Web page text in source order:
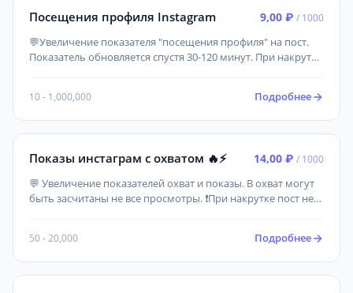
Посещения профиля Instagram 9,00 ₽ / 1000
💬Увеличение показателя "посещения профиля" на пост.
Показатель обновляется спустя 30-120 минут. При накрутке
10 - 1,000,000 Подробнее
Показы инстаграм с охватом 🔥⚡️ 14,00 ₽ / 1000
💬 Увеличение показателей охват и показы. В охват могут
быть засчитаны не все просмотры. ❗При накрутке пост не
50 - 20,000 Подробнее